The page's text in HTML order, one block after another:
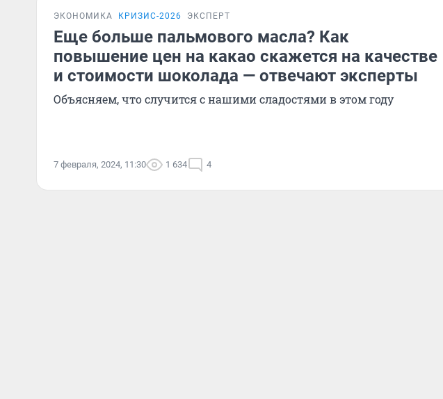
ЭКОНОМИКА КРИЗИС-2026 ЭКСПЕРТ
Еще больше пальмового масла? Как
повышение цен на какао скажется на качестве
и стоимости шоколада — отвечают эксперты
Объясняем, что случится с нашими сладостями в этом году
7 февраля, 2024, 11:30 1 634 4